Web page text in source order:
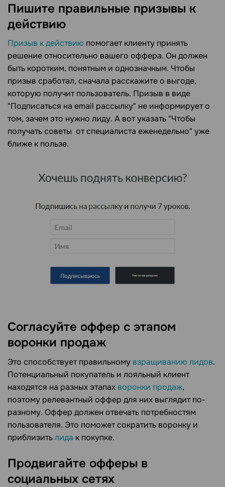
Пишите правильные призывы к
действию
Призыв к действию помогает клиенту принять
решение относительно вашего оффера. Он должен
быть коротким, понятным и однозначным. Чтобы
призыв сработал, сначала расскажите о выгоде,
которую получит пользователь. Призыв в виде
"Подписаться на email рассылку" не информирует о
том, зачем это нужно лиду. А вот указать "Чтобы
получать советы от специалиста еженедельно" уже
ближе к пользе.
Согласуйте оффер с этапом
воронки продаж
Это способствует правильному взращиванию лидов.
Потенциальный покупатель и лояльный клиент
находятся на разных этапах воронки продаж,
поэтому релевантный оффер для них выглядит по-
разному. Оффер должен отвечать потребностям
пользователя. Это поможет сократить воронку и
приблизитьлида к покупке.
Продвигайте офферы в
социальных сетях